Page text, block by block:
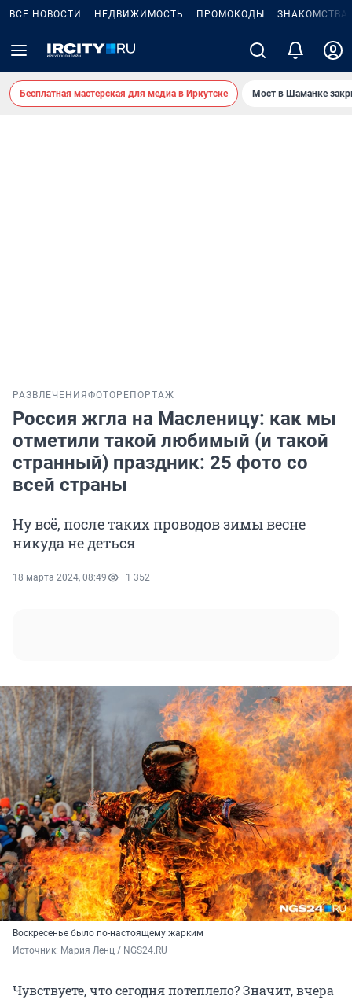
ВСЕ НОВОСТИ НЕДВИЖИМОСТЬ ПРОМОКОДЫ ЗНАКОМСТВА
Бесплатная мастерская для медиа в Иркутске Мост в Шаманке
РАЗВЛЕЧЕНИЯ ФОТОРЕПОРТАЖ
Россия жгла на Масленицу: как мы
отметили такой любимый (и такой
странный) праздник: 25 фото со
всей страны
Ну всё, после таких проводов зимы весне
никуда не деться
18 марта 2024, 08:49 1 352
Воскресенье было по-настоящему жарким
Источник: Мария Ленц / NGS24.RU
Чувствуете, что сегодня потеплело? Значит, вчера